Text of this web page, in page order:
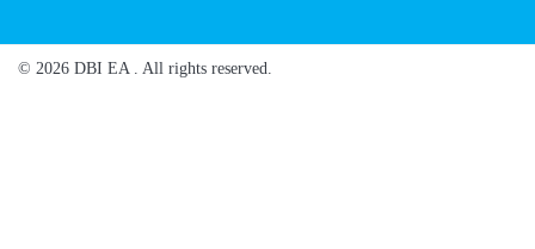
© 2026 DBI EA . All rights reserved.